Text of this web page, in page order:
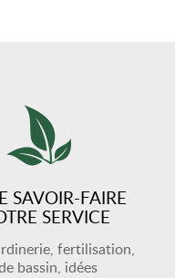
SAVOIR-FAIRE
SERVICE
fertilisation,
bassin, idées